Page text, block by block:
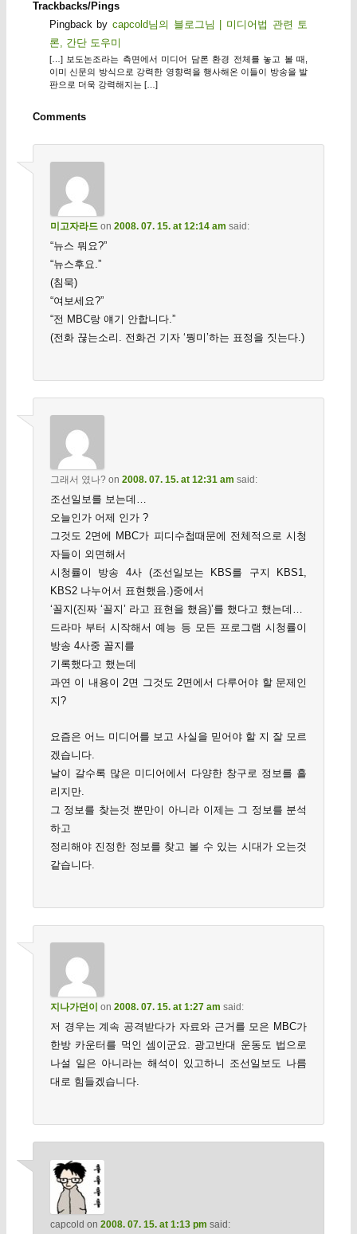
Trackbacks/Pings
Pingback bycapcold님의 블로그님 | 미디어법 관련 토
론, 간단 도우미
[…] 보도논조라는 측면에서 미디어 담론 환경 전체를 놓고 볼 때,
이미 신문의 방식으로 강력한 영향력을 행사해온 이들이 방송을 발
판으로 더욱 강력해지는 […]
Comments
미고자라드on 2008. 07. 15. at 12:14 am said:
“뉴스 뭐요?”
“뉴스후요.”
(침묵)
“여보세요?”
“전 MBC랑 얘기 안합니다.”
(전화 끊는소리. 전화건 기자 ‘뭥미’하는 표정을 짓는다.)
그래서 였나?on 2008. 07. 15. at 12:31 am said:
조선일보를 보는데…
오늘인가 어제 인가 ?
그것도 2면에 MBC가 피디수첩때문에 전체적으로 시청
자들이 외면해서
시청률이 방송 4사 (조선일보는 KBS를 구지 KBS1,
KBS2 나누어서 표현했음.)중에서
‘꼴지(진짜 ‘꼴지’ 라고 표현을 했음)’를 했다고 했는데…
드라마 부터 시작해서 예능 등 모든 프로그램 시청률이
방송 4사중 꼴지를
기록했다고 했는데
과연 이 내용이 2면 그것도 2면에서 다루어야 할 문제인
지?
요즘은 어느 미디어를 보고 사실을 믿어야 할 지 잘 모르
겠습니다.
날이 갈수록 많은 미디어에서 다양한 창구로 정보를 흘
리지만.
그 정보를 찾는것 뿐만이 아니라 이제는 그 정보를 분석
하고
정리해야 진정한 정보를 찾고 볼 수 있는 시대가 오는것
같습니다.
지나가던이 on 2008. 07. 15. at 1:27 am said:
저 경우는 계속 공격받다가 자료와 근거를 모은 MBC가
한방 카운터를 먹인 셈이군요. 광고반대 운동도 법으로
나설 일은 아니라는 해석이 있고하니 조선일보도 나름
대로 힘들겠습니다.
capcold on 2008. 07. 15. at 1:13 pm said: